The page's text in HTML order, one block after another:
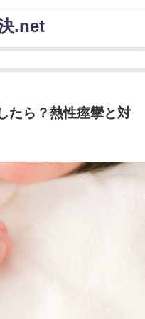
.net
たら？熱性痙攣と対